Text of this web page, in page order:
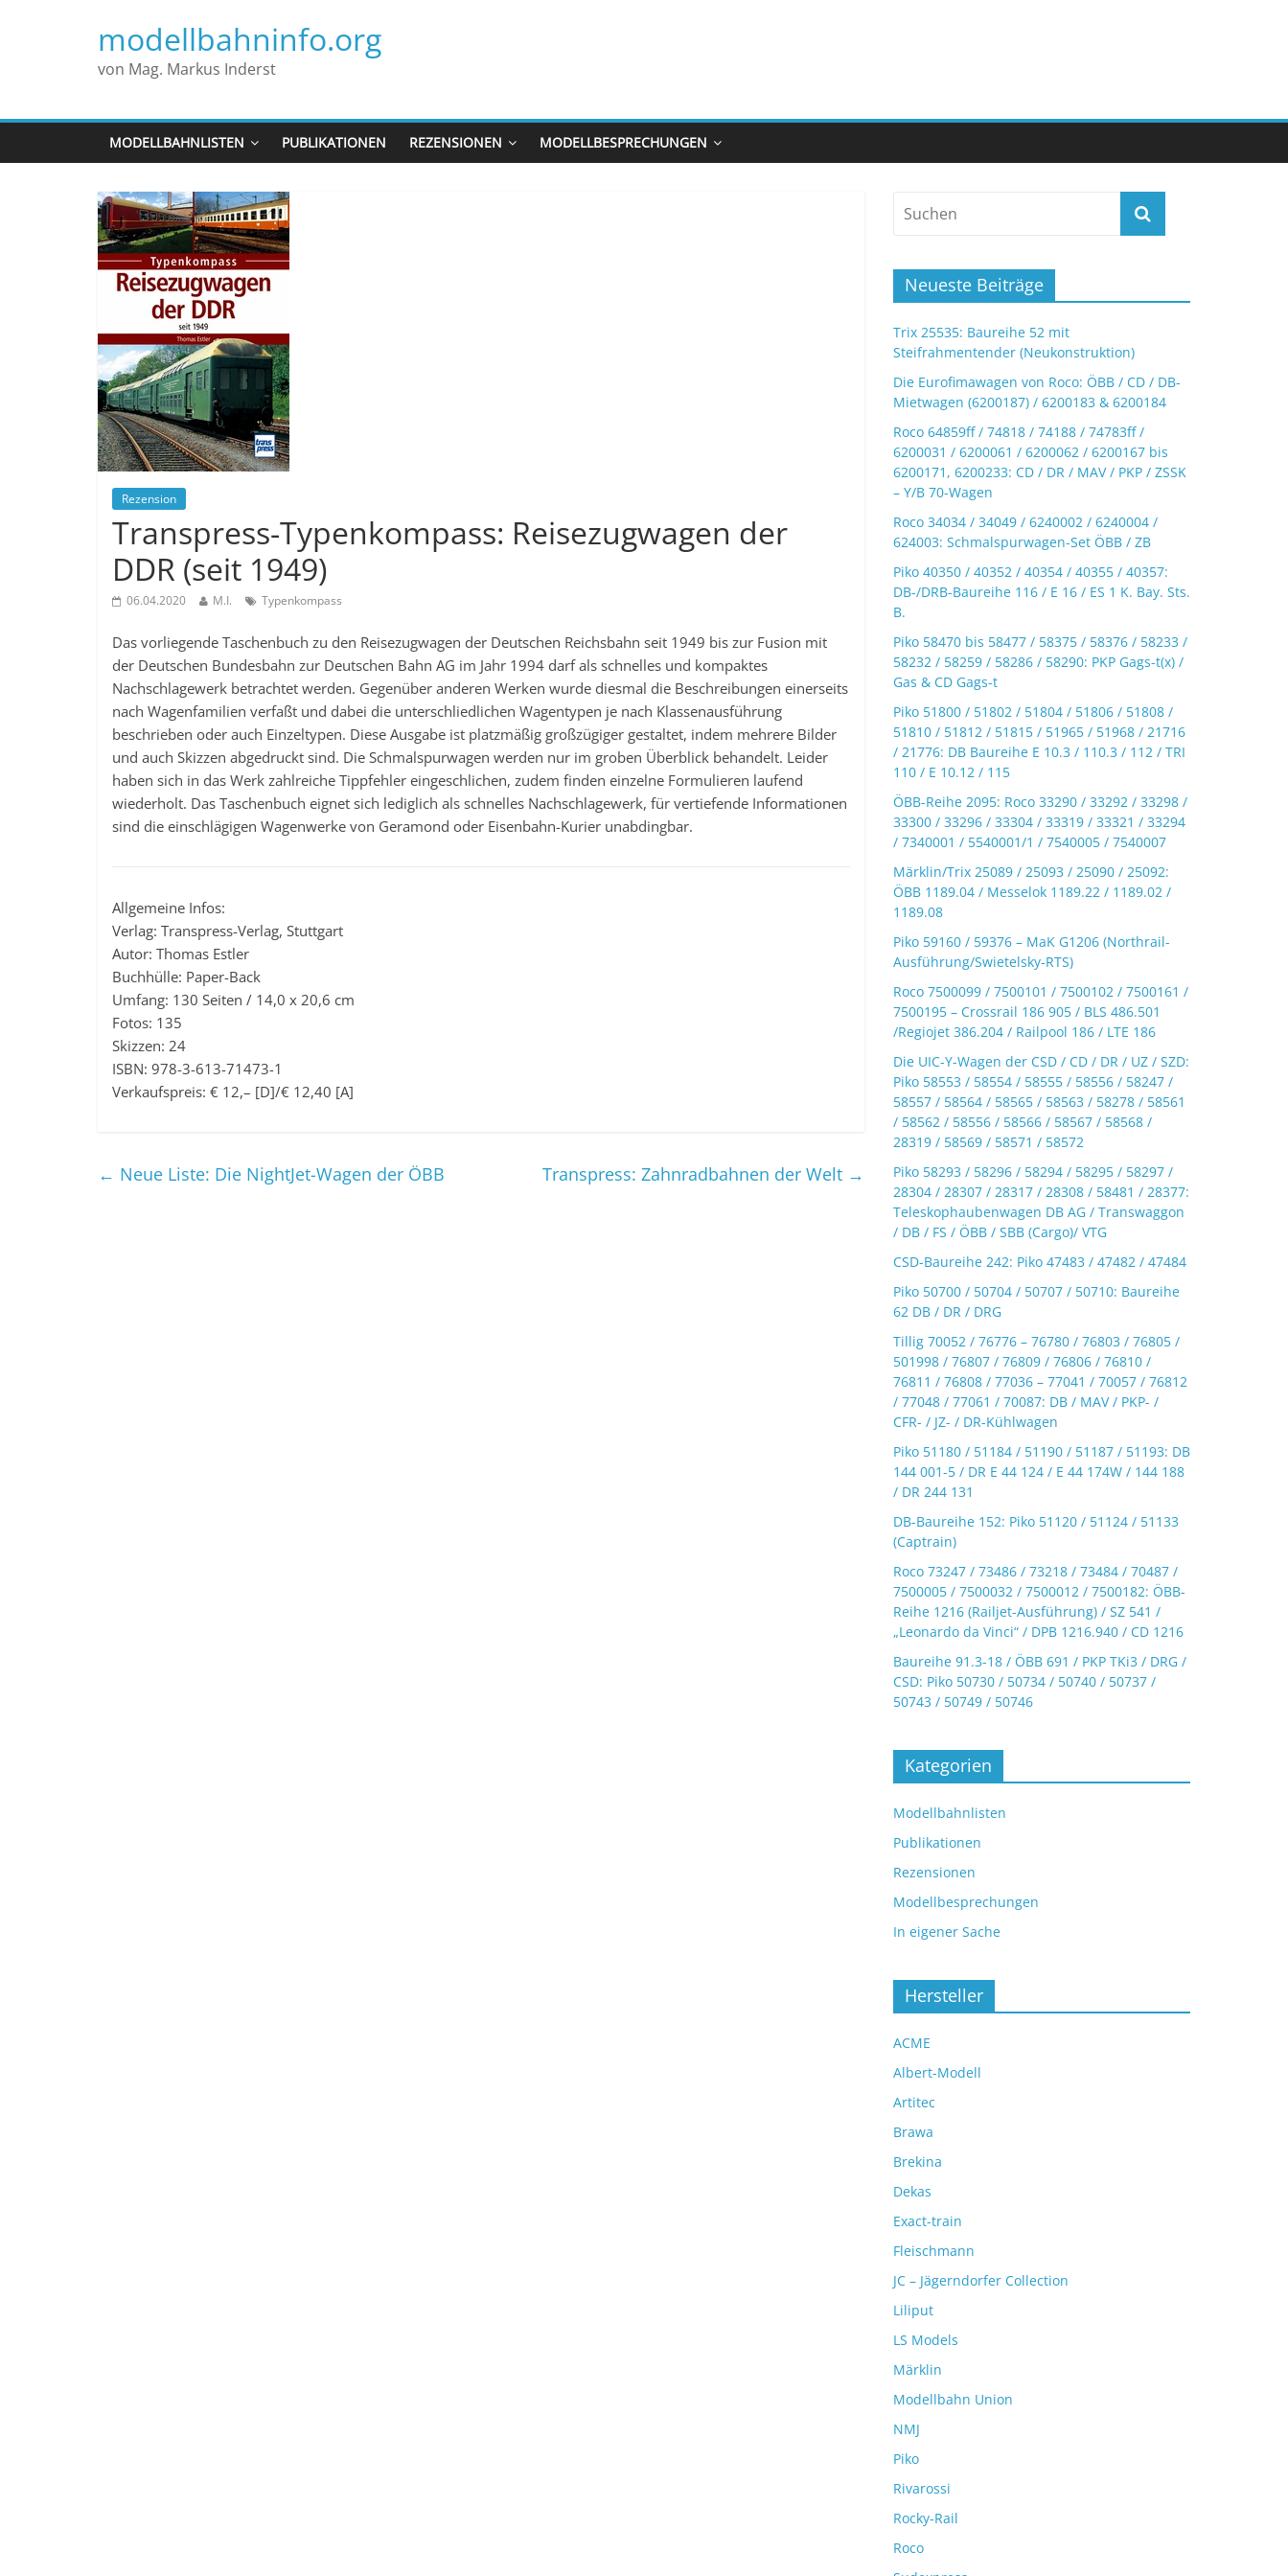
modellbahninfo.org
von Mag. Markus Inderst
MODELLBAHNLISTEN PUBLIKATIONEN REZENSIONEN MODELLBESPRECHUNGEN
Rezension
Transpress-Typenkompass: Reisezugwagen der
DDR (seit 1949)
06.04.2020 M.I. Typenkompass
Das vorliegende Taschenbuch zu den Reisezugwagen der Deutschen Reichsbahn seit 1949 bis zur Fusion mit
der Deutschen Bundesbahn zur Deutschen Bahn AG im Jahr 1994 darf als schnelles und kompaktes
Nachschlagewerk betrachtet werden. Gegenüber anderen Werken wurde diesmal die Beschreibungen einerseits
nach Wagenfamilien verfaßt und dabei die unterschliedlichen Wagentypen je nach Klassenausführung
beschrieben oder auch Einzeltypen. Diese Ausgabe ist platzmäßig großzügiger gestaltet, indem mehrere Bilder
und auch Skizzen abgedruckt sind. Die Schmalspurwagen werden nur im groben Überblick behandelt. Leider
haben sich in das Werk zahlreiche Tippfehler eingeschlichen, zudem finden einzelne Formulieren laufend
wiederholt. Das Taschenbuch eignet sich lediglich als schnelles Nachschlagewerk, für vertiefende Informationen
sind die einschlägigen Wagenwerke von Geramond oder Eisenbahn-Kurier unabdingbar.
Allgemeine Infos:
Verlag: Transpress-Verlag, Stuttgart
Autor: Thomas Estler
Buchhülle: Paper-Back
Umfang: 130 Seiten / 14,0 x 20,6 cm
Fotos: 135
Skizzen: 24
ISBN: 978-3-613-71473-1
Verkaufspreis: € 12,– [D]/€ 12,40 [A]
← Neue Liste: Die NightJet-Wagen der ÖBB Transpress: Zahnradbahnen der Welt →
Neueste Beiträge
Trix 25535: Baureihe 52 mit
Steifrahmentender (Neukonstruktion)
Die Eurofimawagen von Roco: ÖBB / CD / DB-
Mietwagen (6200187) / 6200183 & 6200184
Roco 64859ff / 74818 / 74188 / 74783ff /
6200031 / 6200061 / 6200062 / 6200167 bis
6200171, 6200233: CD / DR / MAV / PKP / ZSSK
– Y/B 70-Wagen
Roco 34034 / 34049 / 6240002 / 6240004 /
624003: Schmalspurwagen-Set ÖBB / ZB
Piko 40350 / 40352 / 40354 / 40355 / 40357:
DB-/DRB-Baureihe 116 / E 16 / ES 1 K. Bay. Sts.
B.
Piko 58470 bis 58477 / 58375 / 58376 / 58233 /
58232 / 58259 / 58286 / 58290: PKP Gags-t(x) /
Gas & CD Gags-t
Piko 51800 / 51802 / 51804 / 51806 / 51808 /
51810 / 51812 / 51815 / 51965 / 51968 / 21716
/ 21776: DB Baureihe E 10.3 / 110.3 / 112 / TRI
110 / E 10.12 / 115
ÖBB-Reihe 2095: Roco 33290 / 33292 / 33298 /
33300 / 33296 / 33304 / 33319 / 33321 / 33294
/ 7340001 / 5540001/1 / 7540005 / 7540007
Märklin/Trix 25089 / 25093 / 25090 / 25092:
ÖBB 1189.04 / Messelok 1189.22 / 1189.02 /
1189.08
Piko 59160 / 59376 – MaK G1206 (Northrail-
Ausführung/Swietelsky-RTS)
Roco 7500099 / 7500101 / 7500102 / 7500161 /
7500195 – Crossrail 186 905 / BLS 486.501
/Regiojet 386.204 / Railpool 186 / LTE 186
Die UIC-Y-Wagen der CSD / CD / DR / UZ / SZD:
Piko 58553 / 58554 / 58555 / 58556 / 58247 /
58557 / 58564 / 58565 / 58563 / 58278 / 58561
/ 58562 / 58556 / 58566 / 58567 / 58568 /
28319 / 58569 / 58571 / 58572
Piko 58293 / 58296 / 58294 / 58295 / 58297 /
28304 / 28307 / 28317 / 28308 / 58481 / 28377:
Teleskophaubenwagen DB AG / Transwaggon
/ DB / FS / ÖBB / SBB (Cargo)/ VTG
CSD-Baureihe 242: Piko 47483 / 47482 / 47484
Piko 50700 / 50704 / 50707 / 50710: Baureihe
62 DB / DR / DRG
Tillig 70052 / 76776 – 76780 / 76803 / 76805 /
501998 / 76807 / 76809 / 76806 / 76810 /
76811 / 76808 / 77036 – 77041 / 70057 / 76812
/ 77048 / 77061 / 70087: DB / MAV / PKP- /
CFR- / JZ- / DR-Kühlwagen
Piko 51180 / 51184 / 51190 / 51187 / 51193: DB
144 001-5 / DR E 44 124 / E 44 174W / 144 188
/ DR 244 131
DB-Baureihe 152: Piko 51120 / 51124 / 51133
(Captrain)
Roco 73247 / 73486 / 73218 / 73484 / 70487 /
7500005 / 7500032 / 7500012 / 7500182: ÖBB-
Reihe 1216 (Railjet-Ausführung) / SZ 541 /
„Leonardo da Vinci“ / DPB 1216.940 / CD 1216
Baureihe 91.3-18 / ÖBB 691 / PKP TKi3 / DRG /
CSD: Piko 50730 / 50734 / 50740 / 50737 /
50743 / 50749 / 50746
Kategorien
Modellbahnlisten
Publikationen
Rezensionen
Modellbesprechungen
In eigener Sache
Hersteller
ACME
Albert-Modell
Artitec
Brawa
Brekina
Dekas
Exact-train
Fleischmann
JC – Jägerndorfer Collection
Liliput
LS Models
Märklin
Modellbahn Union
NMJ
Piko
Rivarossi
Rocky-Rail
Roco